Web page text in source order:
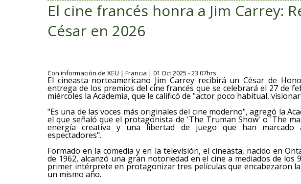
El cine francés honra a Jim Carrey:
César en 2026
Con información de XEU | Francia | 01 Oct 2025 - 23:07hrs
El cineasta norteamericano Jim Carrey recibirá un César de
entrega de los premios del cine francés que se celebrará el 27 de
miércoles la Academia, que le calificó de "actor poco habitual,
"Es una de las voces más originales del cine moderno", agregó la
el que señaló que el protagonista de 'The Truman Show' o 'The
energía creativa y una libertad de juego que han marcado
espectadores".
Formado en la comedia y en la televisión, el cineasta, nacido en
de 1962, alcanzó una gran notoriedad en el cine a mediados de los
primer intérprete en protagonizar tres películas que encabezaron
un mismo año.